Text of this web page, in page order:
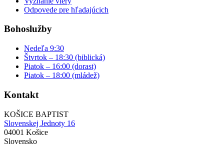
Odpovede pre hľadajúcich
Bohoslužby
Nedeľa 9:30
Štvrtok – 18:30 (biblická)
Piatok – 16:00 (dorast)
Piatok – 18:00 (mládež)
Kontakt
KOŠICE BAPTIST
Slovenskej Jednoty 16
04001 Košice
Slovensko